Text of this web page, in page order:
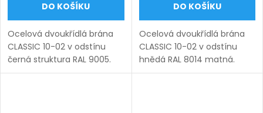
DO KOŠÍKU
Ocelová dvoukřídlá brána
CLASSIC 10-02 v odstínu
černá struktura RAL 9005.
Bezúdržbová ocel (žárový
DO KOŠÍKU
Ocelová dvoukřídlá brána
CLASSIC 10-02 v odstínu
hnědá RAL 8014 matná.
Bezúdržbová ocel (žárový